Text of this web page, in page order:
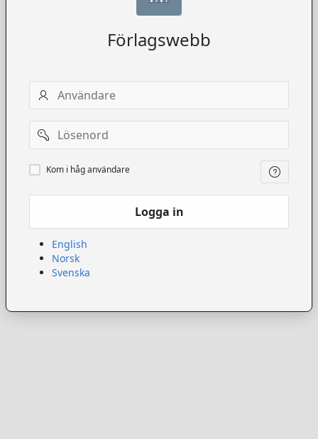
Förlagswebb
Användarnamn
Lösenord
Kom
ihåg
Kom i håg användare
Logga in
English
Norsk
Svenska